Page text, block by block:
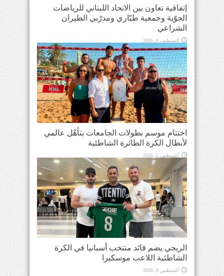
إتفاقية تعاون بين الاتحاد اللبناني للرياضات
الجوّية وجمعية طيّاري ومدرّبي الطيران
الشراعي
أغسطس 6, 2026
اختتام موسم بطولات الجامعات بتأهّل عالمي
لأبطال الكرة الطائرة الشاطئية
أغسطس 5, 2026
الريجي يضم قائد منتخب أسبانيا في الكرة
الشاطئية اللاعب موسكيرا
أغسطس 4, 2026